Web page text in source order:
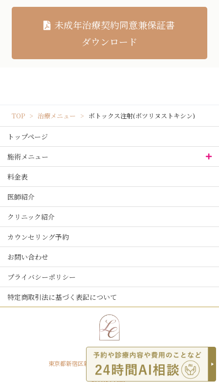
未成年治療契約同意兼保証書
ダウンロード
TOP 治療メニュー ボトックス注射(ボツリヌストキシン)
トップページ
施術メニュー
料金表
医師紹介
クリニック紹介
カウンセリング予約
お問い合わせ
プライバシーポリシー
特定商取引法に基づく表記について
東京都新宿区新宿二丁目12-8 ACN新宿ビル6階